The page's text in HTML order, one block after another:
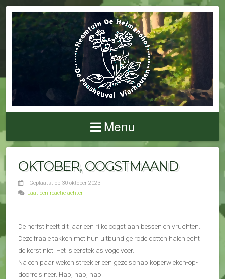
Menu
OKTOBER, OOGSTMAAND
Geplaatst op 30 oktober 2023
Laat een reactie achter
De herfst heeft dit jaar een rijke oogst aan bessen en vruchten.
Deze fraaie takken met hun uitbundige rode dotten halen echt
de kerst niet. Het is eersteklas vogelvoer.
Na een paar weken streek er een gezelschap koperwieken-op-
doorreis neer. Hap, hap, hap.